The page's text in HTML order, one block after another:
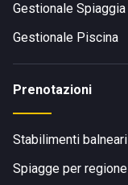
Gestionale Spiaggia
Gestionale Piscina
Prenotazioni
Stabilimenti balneari
Spiagge per regione